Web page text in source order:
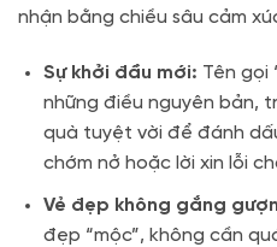
nhận bằng chiều sâu cảm
Sự khởi đầu mới: Tên gọi
những điều nguyên bản,
quà tuyệt vời để đánh
chớm nở hoặc lời xin lỗi
Vẻ đẹp không gắng
đẹp “mộc”, không cần